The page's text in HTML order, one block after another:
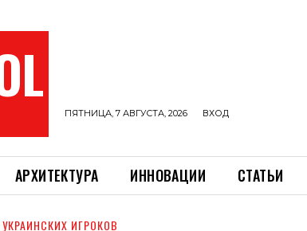
ПЯТНИЦА, 7 АВГУСТА, 2026 ВХОД
АРХИТЕКТУРА ИННОВАЦИИ СТАТЬИ
ИГРОКОВ